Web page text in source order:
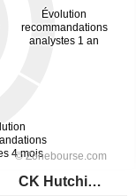
CK Hutchison Holdings Limited